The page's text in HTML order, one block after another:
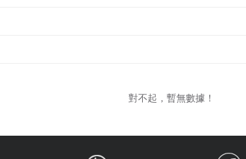
對不起，暫無數據！